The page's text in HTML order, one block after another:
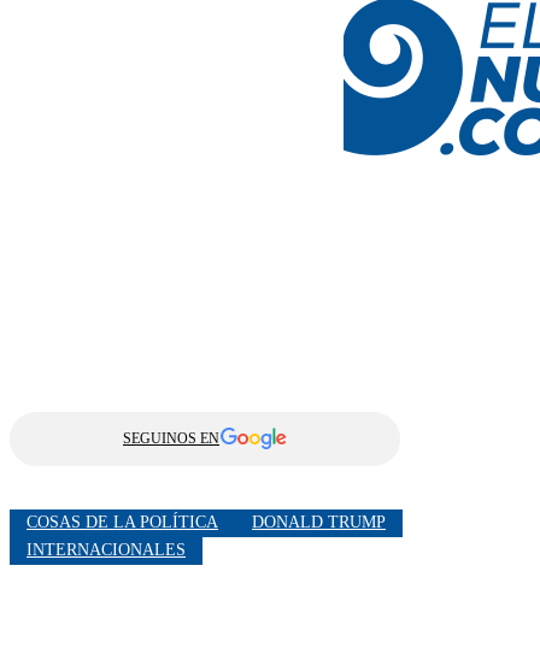
SEGUINOS EN
COSAS DE LA POLÍTICA
DONALD TRUMP
INTERNACIONALES